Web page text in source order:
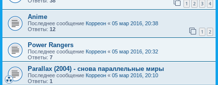
1 2 3 4
Anime
Последнее сообщение Корреон « 05 мар 2016, 20:38
Ответы: 12 1 2
Power Rangers
Последнее сообщение Корреон « 05 мар 2016, 20:32
Ответы: 7
Parallax (2004) - снова параллельные миры
Последнее сообщение Корреон « 05 мар 2016, 20:10
Ответы: 1